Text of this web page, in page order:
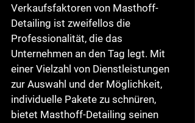
Verkaufsfaktoren von Masthoff-
Detailing ist zweifellos die
Professionalität, die das
Unternehmen an den Tag legt. Mit
einer Vielzahl von Dienstleistungen
zur Auswahl und der Möglichkeit,
individuelle Pakete zu schnüren,
bietet Masthoff-Detailing seinen